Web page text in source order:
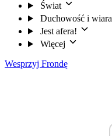
Świat
Duchowość i wiara
Jest afera!
Więcej
Wesprzyj Frondę